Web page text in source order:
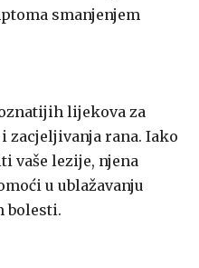
smanjenjem
lijekova za
zacjeljivanja rana. Iako
vaše lezije, njena
u ublažavanju
bolesti.